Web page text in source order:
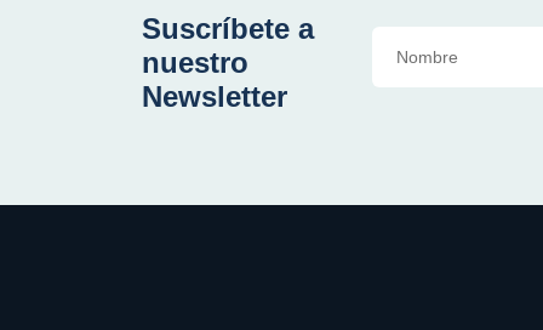
Suscríbete a
nuestro
Newsletter